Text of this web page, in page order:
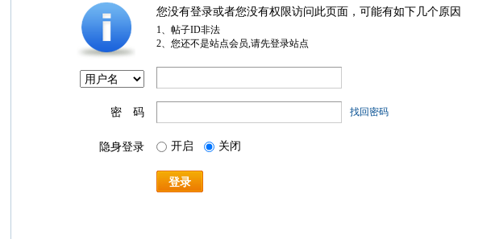
您没有登录或者您没有权限访问此页面，可能有如下几个原因
1、帖子ID非法
2、您还不是站点会员,请先登录站点
密 码 找回密码
隐身登录 开启 关闭
登录